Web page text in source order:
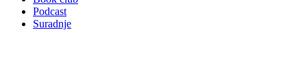
Podcast
Suradnje